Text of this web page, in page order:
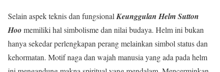
Selain aspek teknis dan fungsional Keunggulan Helm Sutton
Hoo memiliki hal simbolisme dan nilai budaya. Helm ini bukan
hanya sekedar perlengkapan perang melainkan simbol status dan
kehormatan. Motif naga dan wajah manusia yang ada pada helm